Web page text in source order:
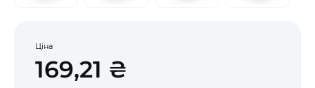
Ціна
169,21 ₴